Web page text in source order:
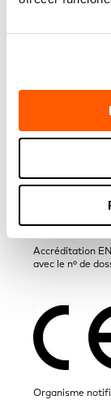
suivant ISO
Accréditation
avec le nº de
Organisme